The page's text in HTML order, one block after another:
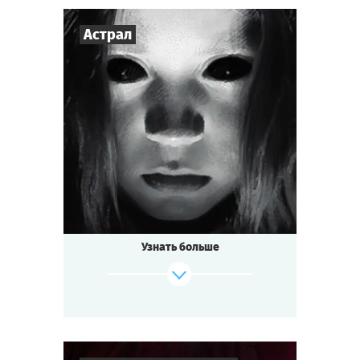
Астрал
Игроков -7
Время игры 1-1,5 ч.
Тематика Мистика
Тип квеста Мини-квестория
Узнать больше